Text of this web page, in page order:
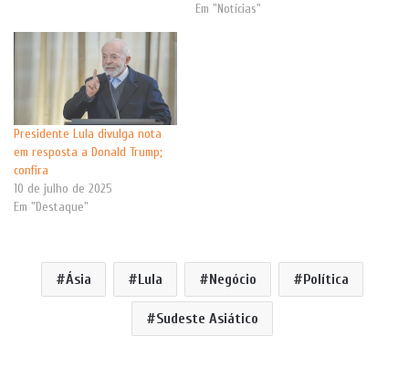
Em "Notícias"
Presidente Lula divulga nota
em resposta a Donald Trump;
confira
10 de julho de 2025
Em "Destaque"
Ásia Lula Negócio Política
Sudeste Asiático